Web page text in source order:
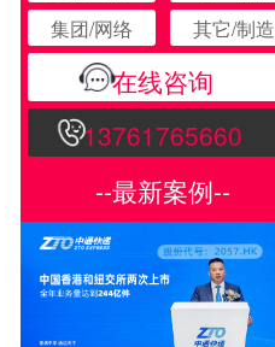
集团/网络
其它/制造
在线咨询
13761765660
--最新案例--